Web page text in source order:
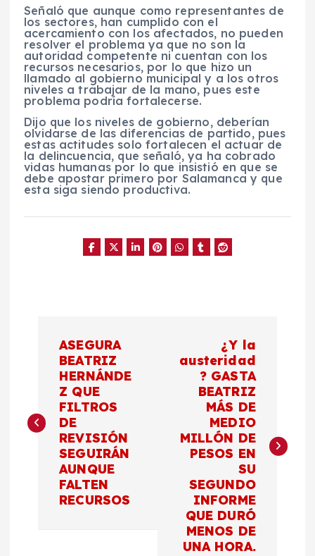
Señaló que aunque como representantes de
los sectores, han cumplido con el
acercamiento con los afectados, no pueden
resolver el problema ya que no son la
autoridad competente ni cuentan con los
recursos necesarios, por lo que hizo un
llamado al gobierno municipal y a los otros
niveles a trabajar de la mano, pues este
problema podría fortalecerse.
Dijo que los niveles de gobierno, deberían
olvidarse de las diferencias de partido, pues
estas actitudes solo fortalecen el actuar de
la delincuencia, que señaló, ya ha cobrado
vidas humanas por lo que insistió en que se
debe apostar primero por Salamanca y que
esta siga siendo productiva.
e
ASEGURA
BEATRIZ
HERNÁNDE
Z QUE
FILTROS
DE
REVISIÓN
SEGUIRÁN
AUNQUE
FALTEN
RECURSOS
¿Y la
austeridad
? GASTA
BEATRIZ
MÁS DE
MEDIO
MILLÓN DE
PESOS EN
SU
SEGUNDO
INFORME
QUE DURÓ
MENOS DE
UNA HORA.